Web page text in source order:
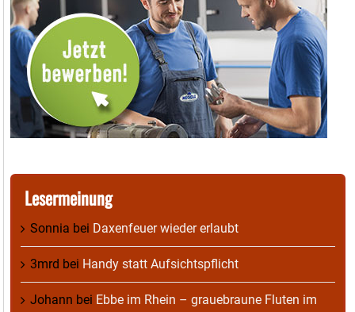
Lesermeinung
Sonnia bei Daxenfeuer wieder erlaubt
3mrd bei Handy statt Aufsichtspflicht
Johann bei Ebbe im Rhein – grauebraune Fluten im